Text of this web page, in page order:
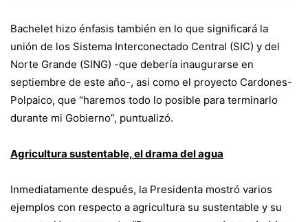
Bachelet hizo énfasis también en lo que significará la
unión de los Sistema Interconectado Central (SIC) y del
Norte Grande (SING) -que debería inaugurarse en
septiembre de este año-, asi como el proyecto Cardones-
Polpaico, que “haremos todo lo posible para terminarlo
durante mi Gobierno”, puntualizó.
Agricultura sustentable, el drama del agua
Inmediatamente después, la Presidenta mostró varios
ejemplos con respecto a agricultura su sustentable y su